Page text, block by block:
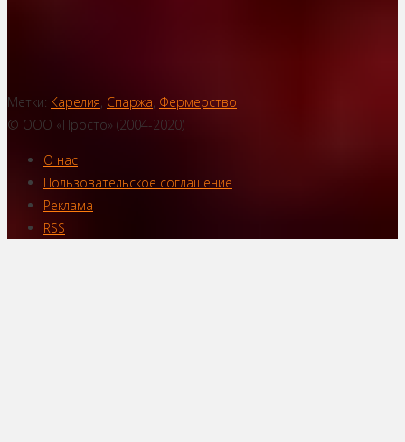
Метки: Карелия, Спаржа, Фермерство
© ООО «Просто» (2004-2020)
О нас
Пользовательское соглашение
Реклама
RSS